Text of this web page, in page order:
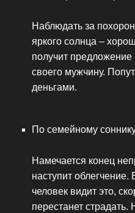
Наблюдать за
яркого солнца –
получит предложение
своего мужчину.
деньгами.
По семейному
Намечается конец
наступит
человек видит это,
перестанет